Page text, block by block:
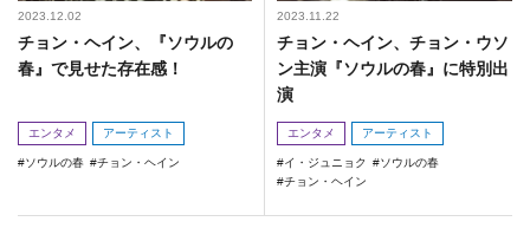
2023.12.02
チョン・ヘイン、『ソウルの
春』で見せた存在感！
エンタメ アーティスト
ソウルの春 チョン・ヘイン
2023.11.22
チョン・ヘイン、チョン・ウソ
ン主演『ソウルの春』に特別出
演
エンタメ アーティスト
イ・ジュニョク
ソウルの春
チョン・ヘイン